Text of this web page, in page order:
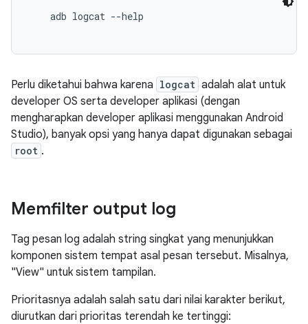
    adb logcat --help
Perlu diketahui bahwa karena logcat adalah alat untuk
developer OS serta developer aplikasi (dengan
mengharapkan developer aplikasi menggunakan Android
Studio), banyak opsi yang hanya dapat digunakan sebagai
root .
Memfilter output log
Tag pesan log adalah string singkat yang menunjukkan
komponen sistem tempat asal pesan tersebut. Misalnya,
"View" untuk sistem tampilan.
Prioritasnya adalah salah satu dari nilai karakter berikut,
diurutkan dari prioritas terendah ke tertinggi: